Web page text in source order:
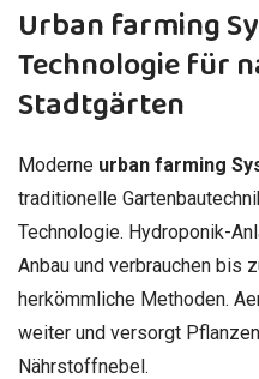
Urban farming
Technologie für
Stadtgärten
Moderne urban farming
traditionelle
Technologie. Hydroponik-
Anbau und verbrauchen bis
herkömmliche Methoden.
weiter und versorgt
Nährstoffnebel.